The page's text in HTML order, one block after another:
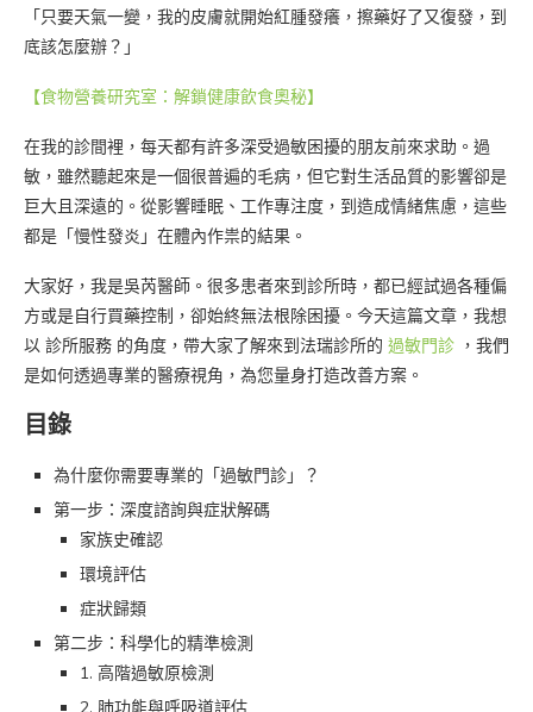
「只要天氣一變，我的皮膚就開始紅腫發癢，擦藥好了又復發，到
底該怎麼辦？」
【食物營養研究室：解鎖健康飲食奧秘】
在我的診間裡，每天都有許多深受過敏困擾的朋友前來求助。過
敏，雖然聽起來是一個很普遍的毛病，但它對生活品質的影響卻是
巨大且深遠的。從影響睡眠、工作專注度，到造成情緒焦慮，這些
都是「慢性發炎」在體內作祟的結果。
大家好，我是吳芮醫師。很多患者來到診所時，都已經試過各種偏
方或是自行買藥控制，卻始終無法根除困擾。今天這篇文章，我想
以 診所服務 的角度，帶大家了解來到法瑞診所的 過敏門診 ，我們
是如何透過專業的醫療視角，為您量身打造改善方案。
目錄
為什麼你需要專業的「過敏門診」？
第一步：深度諮詢與症狀解碼
家族史確認
環境評估
症狀歸類
第二步：科學化的精準檢測
1. 高階過敏原檢測